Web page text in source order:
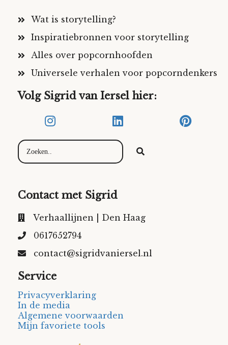
Wat is storytelling?
Inspiratiebronnen voor storytelling
Alles over popcornhoofden
Universele verhalen voor popcorndenkers
Volg Sigrid van Iersel hier:
Contact met Sigrid
Verhaallijnen | Den Haag
0617652794
contact@sigridvaniersel.nl
Service
Privacyverklaring
In de media
Algemene voorwaarden
Mijn favoriete tools